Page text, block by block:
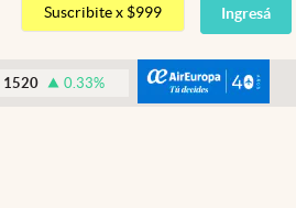
España
México
USA
Suscribite x $999 Ingresá
0.33 % DÓLAR BLUE $ 1540